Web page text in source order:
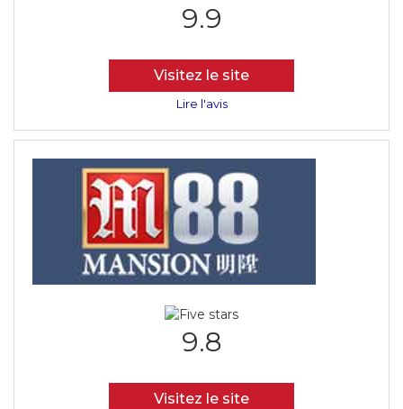
9.9
Visitez le site
Lire l'avis
9.8
Visitez le site